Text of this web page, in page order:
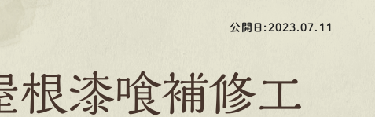
公開日:2023.07.11
漆喰補修工